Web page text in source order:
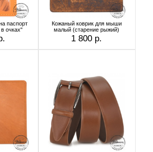
паспорт
очках"
Кожаный коврик для мыши
малый (старение рыжий)
1 800 р.